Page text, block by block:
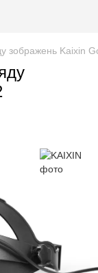
зображень Kaixin